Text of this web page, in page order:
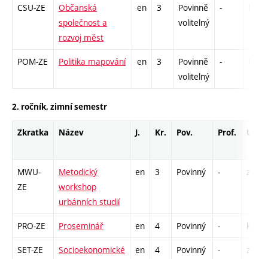
CSU-ZE
Občanská
společnost a
rozvoj měst
en 3
Povinně
volitelný
-
POM-ZE Politika mapování en 3
Povinně
volitelný
-
2. ročník, zimní semestr
Zkratka Název J. Kr. Pov. Prof. Uk.
MWU-
ZE
Metodický
workshop
urbánních studií
en 3 Povinný - zk
PRO-ZE Proseminář en 4 Povinný - kl
SET-ZE
Socioekonomické
en 4 Povinný - zk